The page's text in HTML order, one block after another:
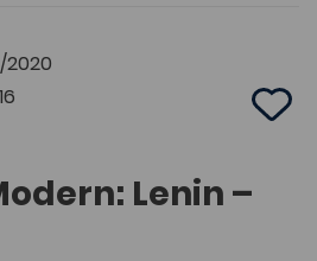
Add
Lenin –